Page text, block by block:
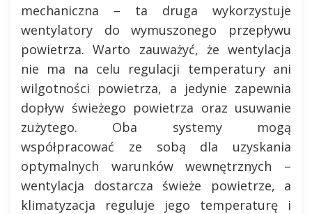
mechaniczna – ta druga wykorzystuje
wentylatory do wymuszonego przepływu
powietrza. Warto zauważyć, że wentylacja
nie ma na celu regulacji temperatury ani
wilgotności powietrza, a jedynie zapewnia
dopływ świeżego powietrza oraz usuwanie
zużytego. Oba systemy mogą
współpracować ze sobą dla uzyskania
optymalnych warunków wewnętrznych –
wentylacja dostarcza świeże powietrze, a
klimatyzacja reguluje jego temperaturę i